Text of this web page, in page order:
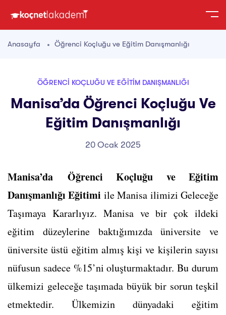
Anasayfa Öğrenci Koçluğu ve Eğitim Danışmanlığı
ÖĞRENCI KOÇLUĞU VE EĞITIM DANIŞMANLIĞI
Manisa’da Öğrenci Koçluğu Ve
Eğitim Danışmanlığı
20 Ocak 2025
Manisa’da Öğrenci Koçluğu ve Eğitim
Danışmanlığı Eğitimi ile Manisa ilimizi Geleceğe
Taşımaya Kararlıyız. Manisa ve bir çok ildeki
eğitim düzeylerine baktığımızda üniversite ve
üniversite üstü eğitim almış kişi ve kişilerin sayısı
nüfusun sadece %15’ni oluşturmaktadır. Bu durum
ülkemizi geleceğe taşımada büyük bir sorun teşkil
etmektedir. Ülkemizin dünyadaki eğitim